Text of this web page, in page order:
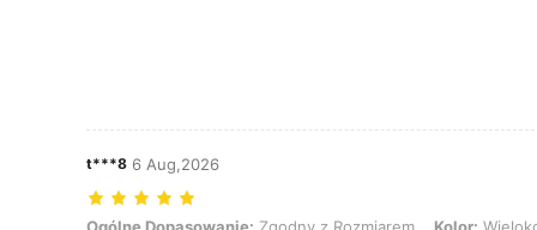
t***8 6 Aug,2026
Ogólne Dopasowanie: Zgodny z Rozmiarem, Kolor: Wielokolorowe,